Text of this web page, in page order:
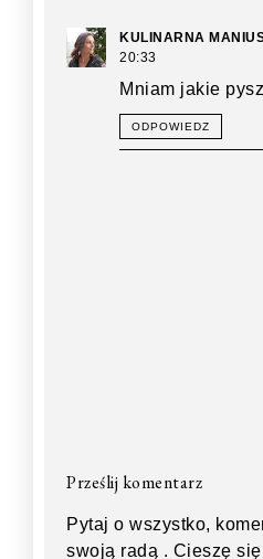
KULINARNA
20:33
Mniam jakie
ODPOWIEDZ
Prześlij komentarz
Pytaj o wszystko,
swoją radą . Cieszę